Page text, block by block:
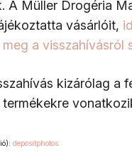
A Müller Drogéria
vásárlóit,
a visszahívásról
kizárólag a
depositphotos